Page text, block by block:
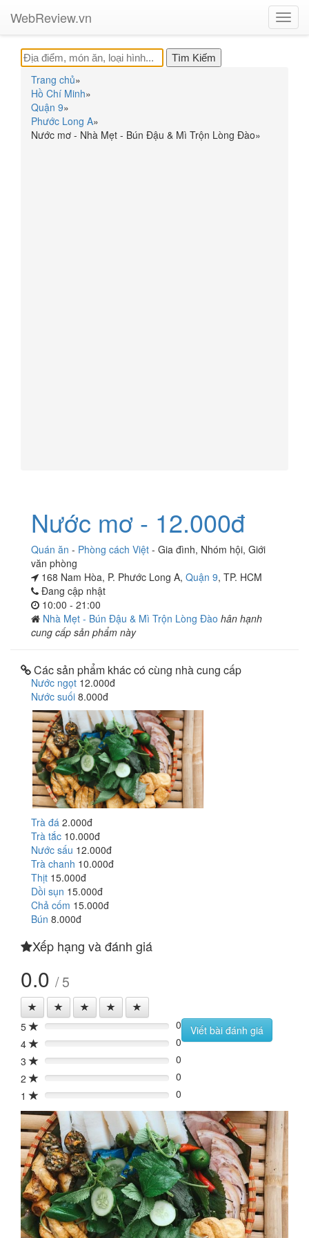
WebReview.vn
Trang chủ»
Hồ Chí Minh»
Quận 9»
Phước Long A»
Nước mơ - Nhà Mẹt - Bún Đậu & Mì Trộn Lòng Đào»
Nước mơ - 12.000đ
Quán ăn - Phòng cách Việt - Gia đình, Nhóm hội, Giới
văn phòng
168 Nam Hòa, P. Phước Long A, Quận 9, TP. HCM
Đang cập nhật
10:00 - 21:00
Nhà Mẹt - Bún Đậu & Mì Trộn Lòng Đào hân hạnh
cung cấp sản phẩm này
Các sản phẩm khác có cùng nhà cung cấp
Nước ngọt 12.000đ
Nước suối 8.000đ
Trà đá 2.000đ
Trà tắc 10.000đ
Nước sấu 12.000đ
Trà chanh 10.000đ
Thịt 15.000đ
Dồi sụn 15.000đ
Chả cốm 15.000đ
Bún 8.000đ
Xếp hạng và đánh giá
0.0 / 5
5 0%
0
4
0%
0
3
0%
0
2
0%
0
1
0% 0
Viết bài đánh giá